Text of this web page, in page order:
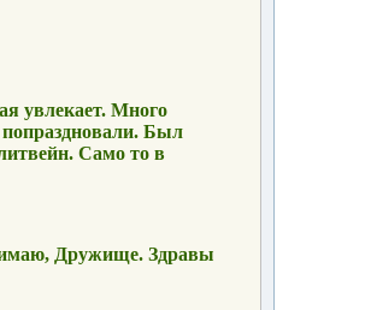
увлекает. Много
Был
Само то в
Дружище. Здравы